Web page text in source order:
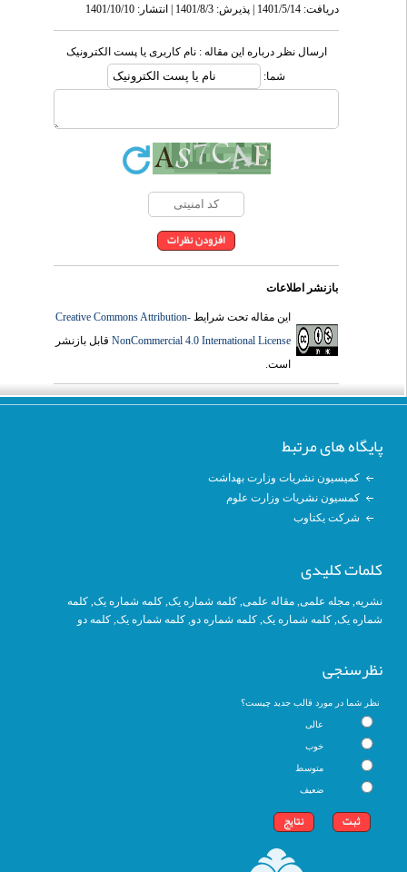
دریافت: 1401/5/14 | پذیرش: 1401/8/3 | انتشار: 1401/10/10
ارسال نظر درباره این مقاله : نام کاربری یا پست الکترونیک
شما:
بازنشر اطلاعات
این مقاله تحت شرایطCreative Commons Attribution-
NonCommercial 4.0 International Licenseقابل بازنشر
است.
پایگاه های مرتبط
کمیسیون نشریات وزارت بهداشت
کمسیون نشریات وزارت علوم
شرکت یکتاوب
کلمات کلیدی
نشریه,مجله علمی,مقاله علمی,کلمه شماره یک, کلمه شماره یک,کلمه
شماره یک,کلمه شماره یک, کلمه شماره دو,کلمه شماره یک,کلمه دو
نظرسنجی
نظر شما در مورد قالب جدید چیست؟
عالی
خوب
متوسط
ضعیف